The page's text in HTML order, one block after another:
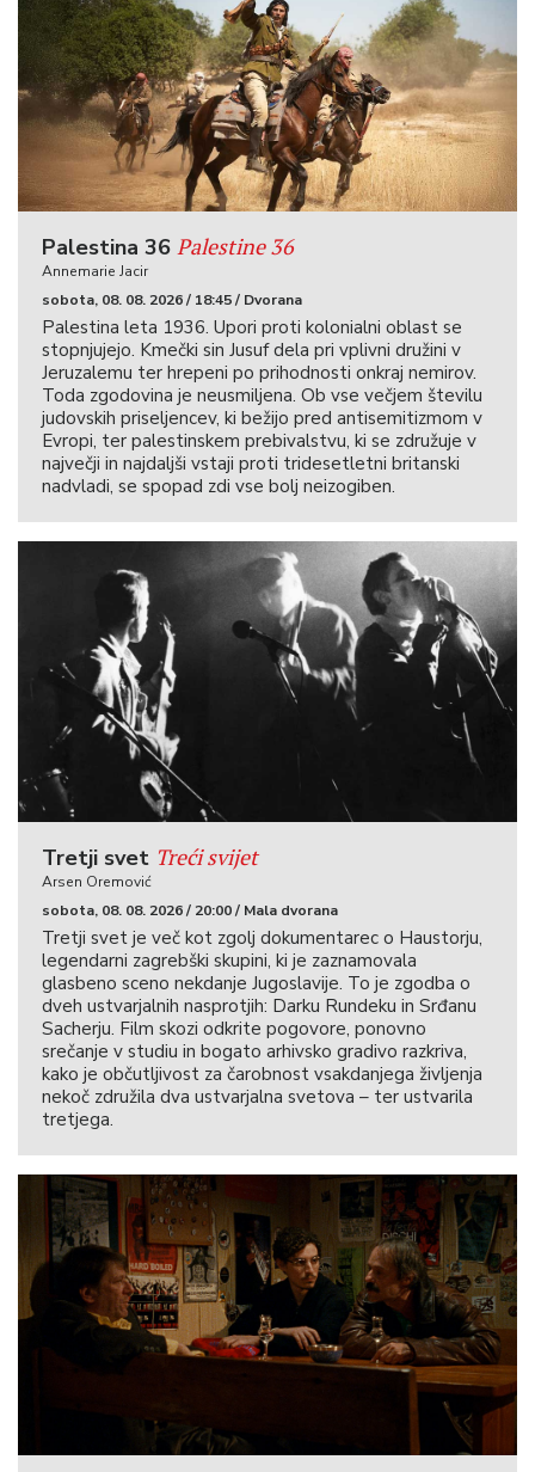
Palestina 36 Palestine 36
Annemarie Jacir
sobota, 08. 08. 2026 / 18:45 / Dvorana
Palestina leta 1936. Upori proti kolonialni oblast se
stopnjujejo. Kmečki sin Jusuf dela pri vplivni družini v
Jeruzalemu ter hrepeni po prihodnosti onkraj nemirov.
Toda zgodovina je neusmiljena. Ob vse večjem številu
judovskih priseljencev, ki bežijo pred antisemitizmom v
Evropi, ter palestinskem prebivalstvu, ki se združuje v
največji in najdaljši vstaji proti tridesetletni britanski
nadvladi, se spopad zdi vse bolj neizogiben.
Tretji svet Treći svijet
Arsen Oremović
sobota, 08. 08. 2026 / 20:00 / Mala dvorana
Tretji svet je več kot zgolj dokumentarec o Haustorju,
legendarni zagrebški skupini, ki je zaznamovala
glasbeno sceno nekdanje Jugoslavije. To je zgodba o
dveh ustvarjalnih nasprotjih: Darku Rundeku in Srđanu
Sacherju. Film skozi odkrite pogovore, ponovno
srečanje v studiu in bogato arhivsko gradivo razkriva,
kako je občutljivost za čarobnost vsakdanjega življenja
nekoč združila dva ustvarjalna svetova – ter ustvarila
tretjega.